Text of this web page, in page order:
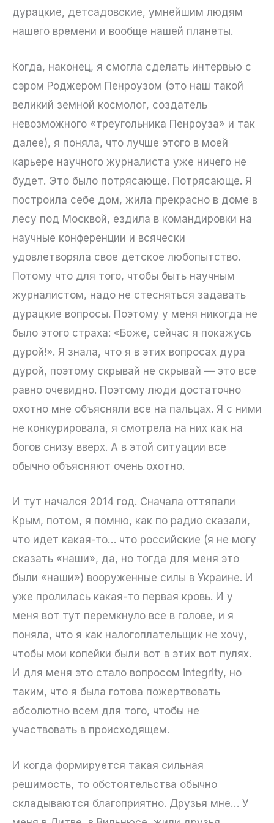
дурацкие, детсадовские, умнейшим людям
нашего времени и вообще нашей планеты.
Когда, наконец, я смогла сделать интервью с
сэром Роджером Пенроузом (это наш такой
великий земной космолог, создатель
невозможного «треугольника Пенроуза» и так
далее), я поняла, что лучше этого в моей
карьере научного журналиста уже ничего не
будет. Это было потрясающе. Потрясающе. Я
построила себе дом, жила прекрасно в доме в
лесу под Москвой, ездила в командировки на
научные конференции и всячески
удовлетворяла свое детское любопытство.
Потому что для того, чтобы быть научным
журналистом, надо не стесняться задавать
дурацкие вопросы. Поэтому у меня никогда не
было этого страха: «Боже, сейчас я покажусь
дурой!». Я знала, что я в этих вопросах дура
дурой, поэтому скрывай не скрывай — это все
равно очевидно. Поэтому люди достаточно
охотно мне объясняли все на пальцах. Я с ними
не конкурировала, я смотрела на них как на
богов снизу вверх. А в этой ситуации все
обычно объясняют очень охотно.
И тут начался 2014 год. Сначала оттяпали
Крым, потом, я помню, как по радио сказали,
что идет какая-то… что российские (я не могу
сказать «наши», да, но тогда для меня это
были «наши») вооруженные силы в Украине. И
уже пролилась какая-то первая кровь. И у
меня вот тут перемкнуло все в голове, и я
поняла, что я как налогоплательщик не хочу,
чтобы мои копейки были вот в этих вот пулях.
И для меня это стало вопросом integrity, но
таким, что я была готова пожертвовать
абсолютно всем для того, чтобы не
участвовать в происходящем.
И когда формируется такая сильная
решимость, то обстоятельства обычно
складываются благоприятно. Друзья мне… У